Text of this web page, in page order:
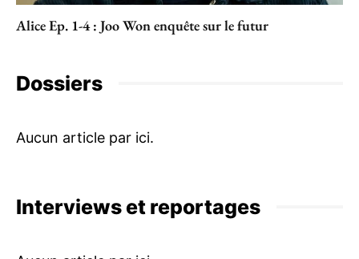
Alice Ep. 1-4 : Joo Won enquête sur le futur
Dossiers
Interviews et reportages